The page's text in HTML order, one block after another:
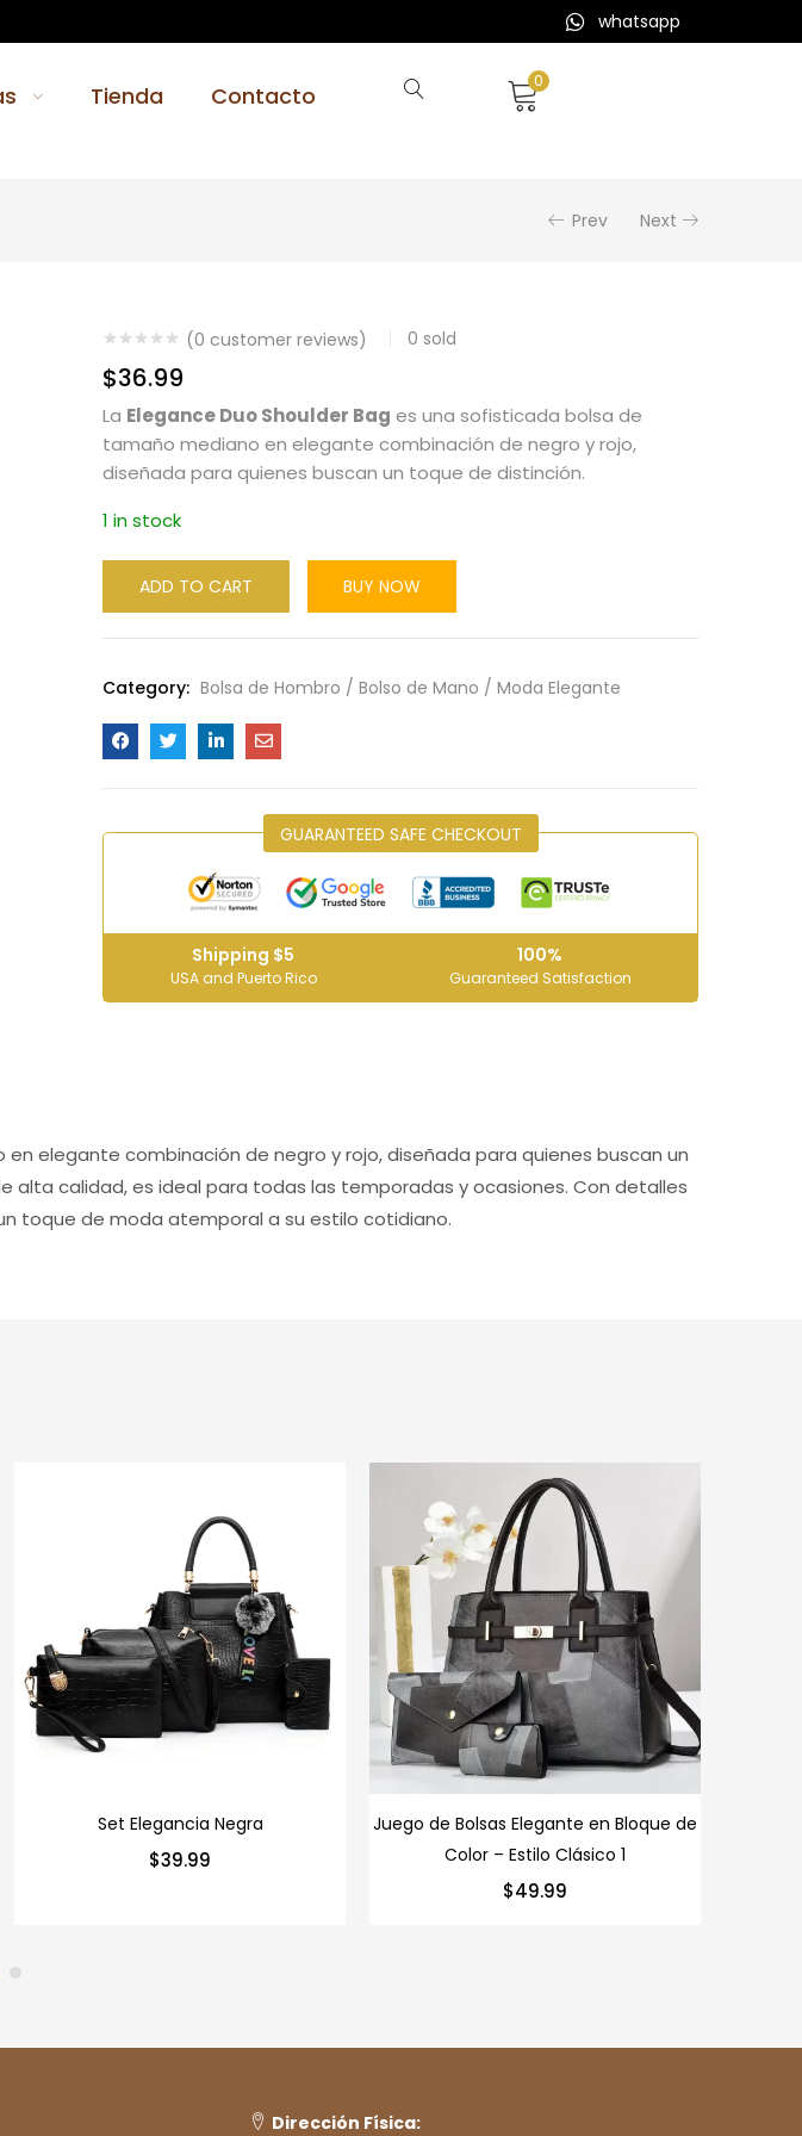
whatsapp
Tienda Contacto
0
Prev Next
(0 customer reviews) 0 sold
$36.99
La Elegance Duo Shoulder Bag es una sofisticada bolsa de
tamaño mediano en elegante combinación de negro y rojo,
diseñada para quienes buscan un toque de distinción.
1 in stock
ADD TO CART BUY NOW
Category: Bolsa de Hombro / Bolso de Mano / Moda Elegante
GUARANTEED SAFE CHECKOUT
Shipping $5
USA and Puerto Rico
100%
Guaranteed Satisfaction
elegante combinación de negro y rojo, diseñada para quienes buscan un
calidad, es ideal para todas las temporadas y ocasiones. Con detalles
toque de moda atemporal a su estilo cotidiano.
Set Elegancia Negra
$39.99
Juego de Bolsas Elegante en Bloque de
Color – Estilo Clásico 1
$49.99
Dirección Física: